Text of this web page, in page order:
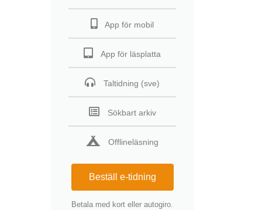
App för mobil
App för läsplatta
Taltidning (sve)
Sökbart arkiv
Offlineläsning
Beställ e-tidning
Betala med kort eller autogiro.